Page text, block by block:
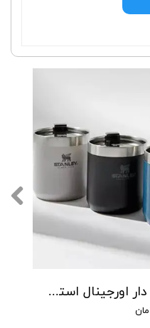
کمپ ماگ دسته دار درب دار اورجینال استنلی